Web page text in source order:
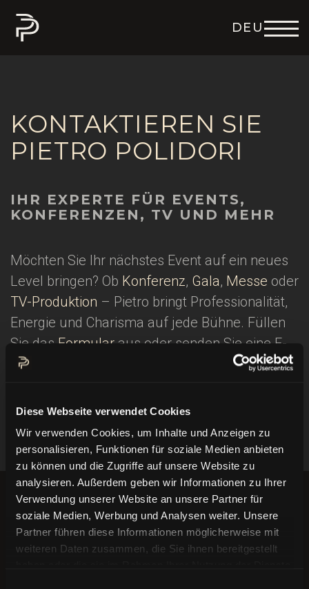
Diese Webseite verwendet Cookies
Wir verwenden Cookies, um Inhalte und Anzeigen zu
personalisieren, Funktionen für soziale Medien anbieten
zu können und die Zugriffe auf unsere Website zu
analysieren. Außerdem geben wir Informationen zu Ihrer
Verwendung unserer Website an unsere Partner für
soziale Medien, Werbung und Analysen weiter. Unsere
Partner führen diese Informationen möglicherweise mit
weiteren Daten zusammen, die Sie ihnen bereitgestellt
KONTAKTIEREN SIE
PIETRO POLIDORI
IHR EXPERTE FÜR EVENTS,
KONFERENZEN, TV UND MEHR
Möchten Sie Ihr nächstes Event auf ein neues
Level bringen? Ob Konferenz, Gala, Messe oder
TV-Produktion – Pietro bringt Professionalität,
Energie und Charisma auf jede Bühne. Füllen
Sie das Formular aus oder senden Sie eine E-
Mail an
machen!
VORNAME*
DEU